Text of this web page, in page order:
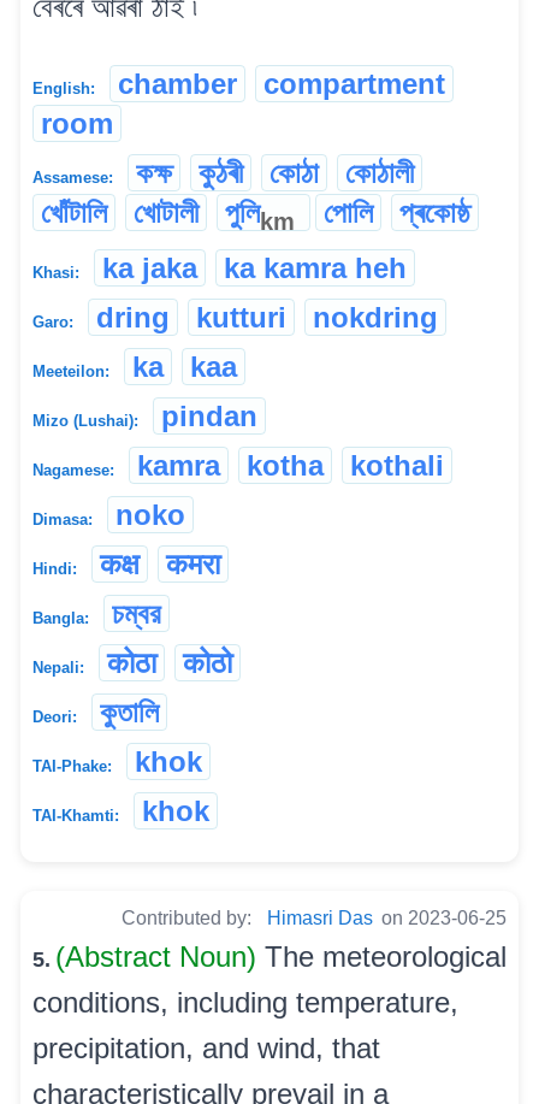
বেৰৰে আৱৰা ঠাই ৷
English: chamber
compartment
room
Assamese: কক্ষ কুঠৰী কোঠা
কোঠালী
খোঁটালি
খোটালী পুলিkm পোলি প্ৰকোষ্ঠ
Khasi: ka jaka ka kamra heh
Garo: dring kutturi nokdring
Meeteilon: ka kaa
Mizo (Lushai): pindan
Nagamese: kamra kotha kothali
Dimasa: noko
Hindi: कक्ष कमरा
Bangla: চম্বর
Nepali: कोठा कोठो
Deori: কুতালি
TAI-Phake: khok
TAI-Khamti: khok
Contributed by: Himasri Das on 2023-06-25
5. (Abstract Noun) The meteorological
conditions, including temperature,
precipitation, and wind, that
characteristically prevail in a